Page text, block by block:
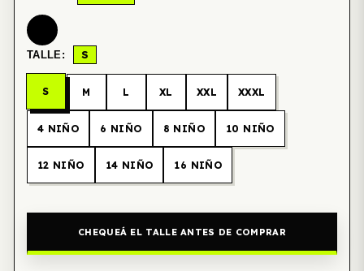
TALLE: S
S M L XL XXL XXXL
4 NIÑO 6 NIÑO 8 NIÑO 10 NIÑO
12 NIÑO 14 NIÑO 16 NIÑO
CHEQUEÁ EL TALLE ANTES DE COMPRAR